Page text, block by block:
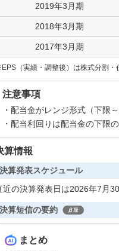
2019年3月期
2018年3月期
2017年3月期
EPS（実績・調整後）は株式分割・
注意事項
配当金がレンジ形式（下限
配当利回りは配当金の下限
算情報
決算発表スケジュール
近の決算発表日は2026年7月30
決算短信の要約
まとめ